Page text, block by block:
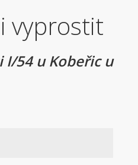
vyprostit
54 u Kobeřic u